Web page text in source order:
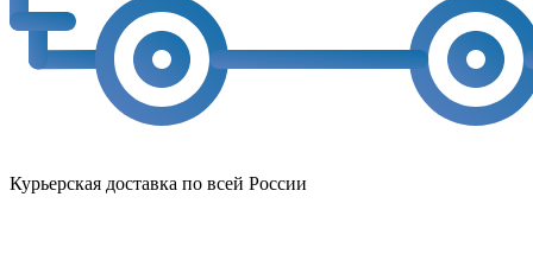
Курьерская доставка по всей России